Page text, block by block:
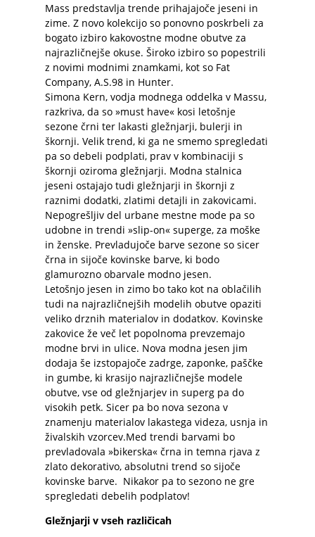
Mass predstavlja trende prihajajoče jeseni in
zime. Z novo kolekcijo so ponovno poskrbeli za
bogato izbiro kakovostne modne obutve za
najrazličnejše okuse. Široko izbiro so popestrili
z novimi modnimi znamkami, kot so Fat
Company, A.S.98 in Hunter.
Simona Kern, vodja modnega oddelka v Massu,
razkriva, da so »must have« kosi letošnje
sezone črni ter lakasti gležnjarji, bulerji in
škornji. Velik trend, ki ga ne smemo spregledati
pa so debeli podplati, prav v kombinaciji s
škornji oziroma gležnjarji. Modna stalnica
jeseni ostajajo tudi gležnjarji in škornji z
raznimi dodatki, zlatimi detajli in zakovicami.
Nepogrešljiv del urbane mestne mode pa so
udobne in trendi »slip-on« superge, za moške
in ženske. Prevladujoče barve sezone so sicer
črna in sijoče kovinske barve, ki bodo
glamurozno obarvale modno jesen.
Letošnjo jesen in zimo bo tako kot na oblačilih
tudi na najrazličnejših modelih obutve opaziti
veliko drznih materialov in dodatkov. Kovinske
zakovice že več let popolnoma prevzemajo
modne brvi in ulice. Nova modna jesen jim
dodaja še izstopajoče zadrge, zaponke, paščke
in gumbe, ki krasijo najrazličnejše modele
obutve, vse od gležnjarjev in superg pa do
visokih petk. Sicer pa bo nova sezona v
znamenju materialov lakastega videza, usnja in
živalskih vzorcev.Med trendi barvami bo
prevladovala »bikerska« črna in temna rjava z
zlato dekorativo, absolutni trend so sijoče
kovinske barve. Nikakor pa to sezono ne gre
spregledati debelih podplatov!
Gležnjarji v vseh različicah